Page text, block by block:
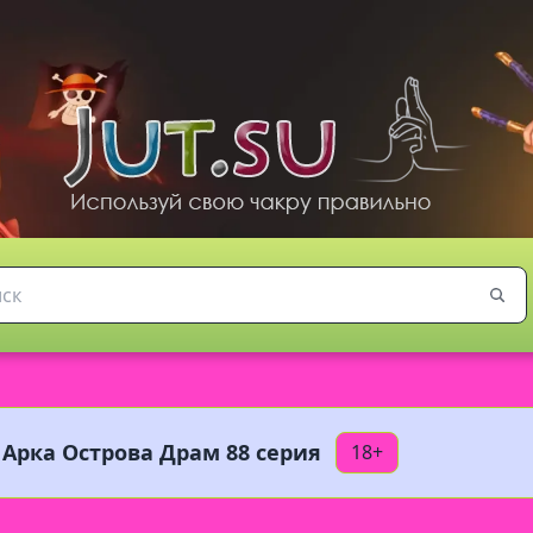
Острова Драм 88 серия 18+